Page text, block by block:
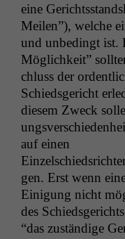
eine
Meilen”), welche
und unbe­d­ingt ist.
Möglichkeit”
chluss der
Schieds­gericht
diesem Zweck
auf einen
gen. Erst wenn
Eini­gung nicht
des
“das zuständi­ge